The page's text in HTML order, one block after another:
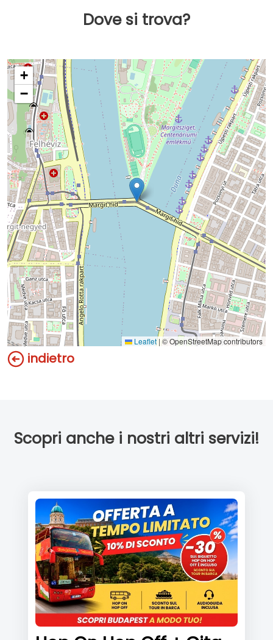
Dove si trova?
+
−
Leaflet | © OpenStreetMap contributors
indietro
Scopri anche i nostri altri servizi!